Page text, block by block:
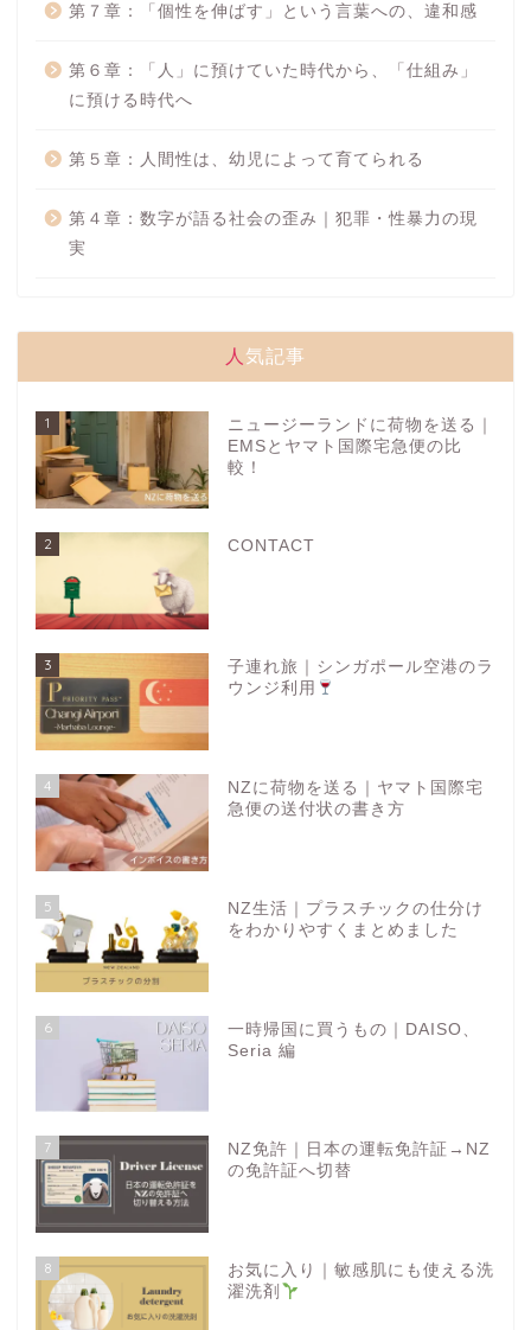
第７章：「個性を伸ばす」という言葉への、違和感
第６章：「人」に預けていた時代から、「仕組み」
に預ける時代へ
第５章：人間性は、幼児によって育てられる
第４章：数字が語る社会の歪み｜犯罪・性暴力の現
実
人気記事
1
ニュージーランドに荷物を送る｜
EMSとヤマト国際宅急便の比
較！
2 CONTACT
3
子連れ旅｜シンガポール空港のラ
ウンジ利用
4
NZに荷物を送る｜ヤマト国際宅
急便の送付状の書き方
5
NZ生活｜プラスチックの仕分け
をわかりやすくまとめました
6
一時帰国に買うもの｜DAISO、
Seria 編
7
NZ免許｜日本の運転免許証→NZ
の免許証へ切替
8
お気に入り｜敏感肌にも使える洗
濯洗剤